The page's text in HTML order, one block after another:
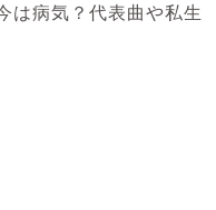
は病気？代表曲や私生